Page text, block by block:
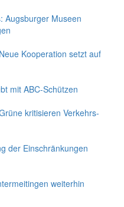
Augsburger Museen
Kooperation setzt auf
mit ABC-Schüt­zen
kritisieren Verkehrs-
der Einschränkungen
weiterhin